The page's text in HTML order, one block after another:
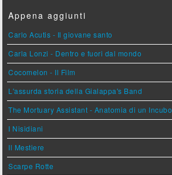
Appena aggiunti
Carlo Acutis - Il giovane santo
Carla Lonzi - Dentro e fuori dal mondo
Cocomelon - Il Film
L'assurda storia della Gialappa's Band
The Mortuary Assistant - Anatomia di un Incubo
I Nisidiani
Il Mestiere
Scarpe Rotte